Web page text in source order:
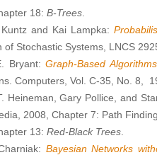
18: B-Trees
and Kai Lampka:
of Stochastic Systems, LNCS
Bryant:Graph-Based
Computers, Vol. C-35, No. 8,
Heineman, Gary Pollice, and
2008, Chapter 7: Path
13: Red-Black Trees
Bayesian Networks